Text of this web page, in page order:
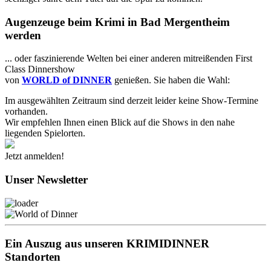
Augenzeuge beim Krimi in Bad Mergentheim
werden
... oder faszinierende Welten bei einer anderen mitreißenden First
Class Dinnershow
von WORLD of DINNER genießen. Sie haben die Wahl:
Im ausgewählten Zeitraum sind derzeit leider keine Show-Termine
vorhanden.
Wir empfehlen Ihnen einen Blick auf die Shows in den nahe
liegenden Spielorten.
Jetzt anmelden!
Unser Newsletter
Ein Auszug aus unseren KRIMIDINNER
Standorten